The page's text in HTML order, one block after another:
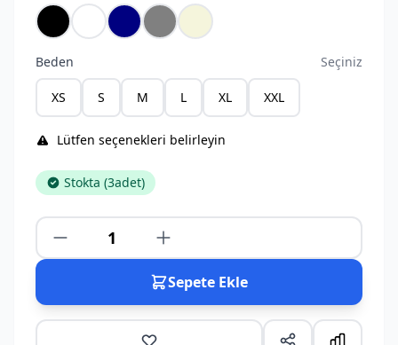
Siyah Beyaz Lacivert
Gri Bej
Beden Seçiniz
XS S M L XL XXL
Lütfen seçenekleri belirleyin
Stokta (3adet)
Sepete Ekle